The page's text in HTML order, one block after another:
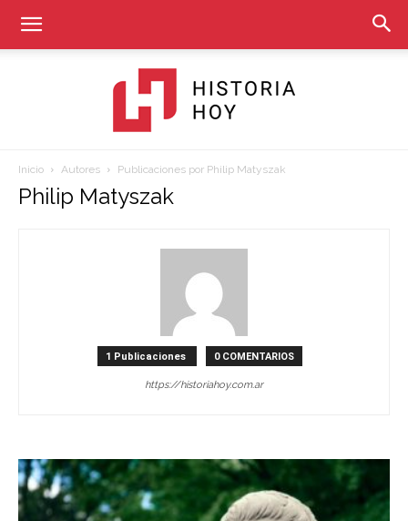
Historia
Inicio Autores Publicaciones por Philip Matyszak
Philip Matyszak
1 Publicaciones 0 COMENTARIOS
https://historiahoy.com.ar